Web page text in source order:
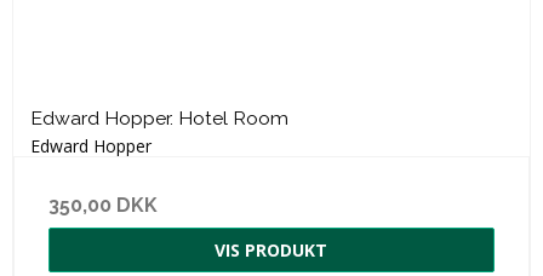
Edward Hopper. Hotel Room
Edward Hopper
350,00 DKK
VIS PRODUKT